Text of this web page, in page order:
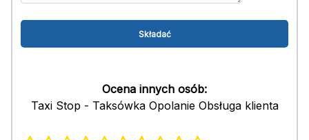
Ocena innych osób:
Taxi Stop - Taksówka Opolanie Obsługa klienta